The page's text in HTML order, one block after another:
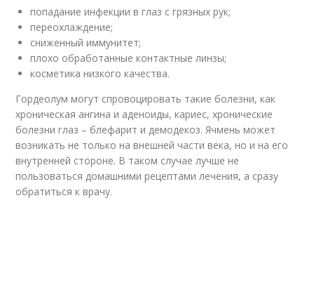
попадание инфекции в глаз с грязных рук;
переохлаждение;
сниженный иммунитет;
плохо обработанные контактные линзы;
косметика низкого качества.
Гордеолум могут спровоцировать такие болезни, как
хроническая ангина и аденоиды, кариес, хронические
болезни глаз – блефарит и демодекоз. Ячмень может
возникать не только на внешней части века, но и на его
внутренней стороне. В таком случае лучше не
пользоваться домашними рецептами лечения, а сразу
обратиться к врачу.